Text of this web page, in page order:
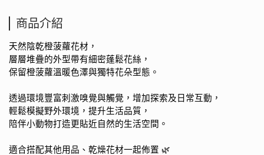
商品介紹
天然陰乾橙菠蘿花材，
層層堆疊的外型帶有細密蓬鬆花絲，
保留橙菠蘿溫暖色澤與獨特花朵型態。
透過環境豐富刺激嗅覺與觸覺，增加探索及日常互動，
輕鬆模擬野外環境，提升生活品質，
陪伴小動物打造更貼近自然的生活空間。
適合搭配其他用品、乾燥花材一起佈置 🌿